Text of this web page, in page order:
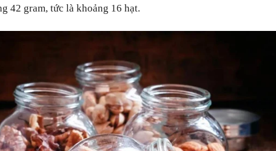
42 gram, tức là khoảng 16 hạt.